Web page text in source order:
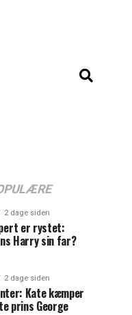
2 dage siden
er rystet:
Harry sin far?
2 dage siden
Kate kæmper
prins George